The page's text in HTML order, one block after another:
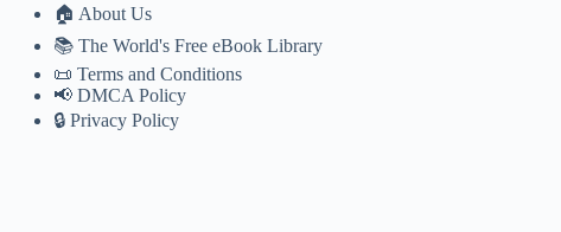
🏠 About Us
📚 The World's Free eBook Library
📜 Terms and Conditions
📢 DMCA Policy
🔒 Privacy Policy